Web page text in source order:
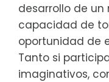
desarrollo de un
capacidad de
oportunidad de
Tanto si
imaginativos,